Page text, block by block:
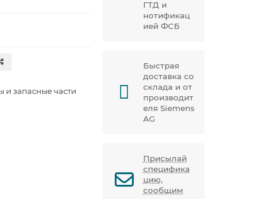
и запасные части
ГТД и
нотификац
ией ФСБ
Быстрая
доставка со
склада и от
производит
еля Siemens
AG
Присылай
специфика
цию,
сообщим